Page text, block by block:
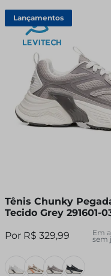
Lançamentos
Tênis Chunky
Tecido Grey 291601-
R$ 329,99 Em
sem